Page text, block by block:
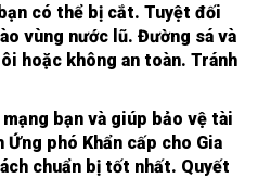
có thể bị cắt. Tuyệt đối
vùng nước lũ. Đường sá và
hoặc không an toàn. Tránh
bạn và giúp bảo vệ tài
Ứng phó Khẩn cấp cho Gia
chuẩn bị tốt nhất. Quyết